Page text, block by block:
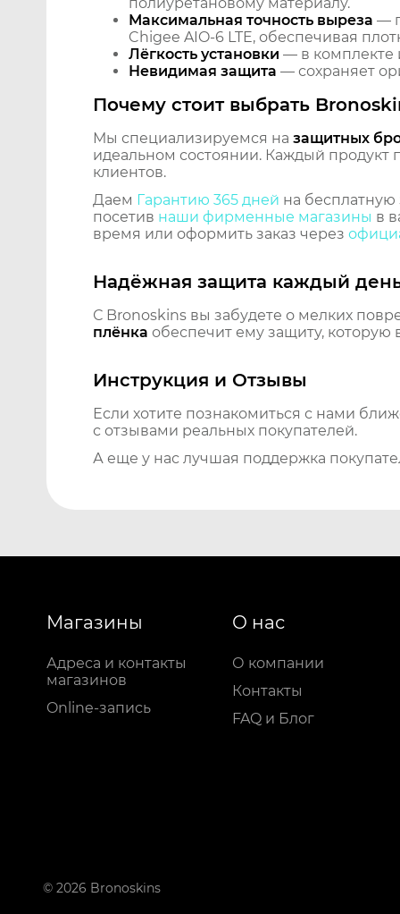
полиуретановому материалу.
Максимальная точность выреза —
Chigee AIO-6 LTE, обеспечивая
Лёгкость установки — в комплекте
Невидимая защита — сохраняет
Почему стоит выбрать
Мы специализируемся на защитных
идеальном состоянии. Каждый продукт
клиентов.
Даем Гарантию 365 дней на
посетив наши фирменные магазины в
время или оформить заказ через
Надёжная защита каждый
С Bronoskins вы забудете о мелких
плёнка обеспечит ему защиту, которую
Инструкция и Отзывы
Если хотите познакомиться с нами
с отзывами реальных покупателей.
А еще у нас лучшая поддержка
Магазины
Адреса и контакты
магазинов
Online-запись
О нас
О компании
Контакты
FAQ и Блог
© 2026 Bronoskins